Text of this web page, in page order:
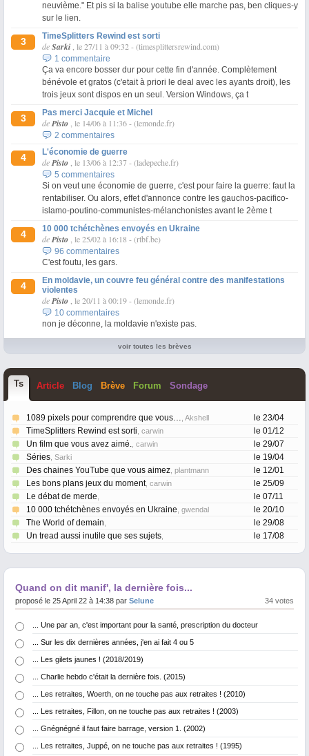
neuvième." Et pis si la balise youtube elle marche pas, ben cliques-y
sur le lien.
3 TimeSplitters Rewind est sorti
deSarki , le 27/11 à 09:32 -(timesplittersrewind.com)
1 commentaire
Ça va encore bosser dur pour cette fin d'année. Complètement
bénévole et gratos (c'etait à priori le deal avec les ayants droit), les
trois jeux sont dispos en un seul. Version Windows, ça t
3 Pas merci Jacquie et Michel
dePisto , le 14/06 à 11:36-(lemonde.fr)
2 commentaires
4 L'économie de guerre
dePisto , le 13/06 à 12:37-(ladepeche.fr)
5 commentaires
Si on veut une économie de guerre, c'est pour faire la guerre: faut la
rentabiliser. Ou alors, effet d'annonce contre les gauchos-pacifico-
islamo-poutino-communistes-mélanchonistes avant le 2ème t
4 10 000 tchétchènes envoyés en Ukraine
dePisto , le 25/02 à 16:18 -(rtbf.be)
96 commentaires
C'est foutu, les gars.
4
En moldavie, un couvre feu général contre des manifestations
violentes
dePisto , le 20/11 à 00:19-(lemonde.fr)
10 commentaires
non je déconne, la moldavie n'existe pas.
voir toutes les brèves
Ts Article Blog Brève Forum Sondage
le 23/04
1089 pixels pour comprendre que vous… , Akshell
le 01/12
TimeSplitters Rewind est sorti , carwin
le 29/07
Un film que vous avez aimé. , carwin
le 19/04
Séries , Sarki
le 12/01
Des chaines YouTube que vous aimez , plantmann
le 25/09
Les bons plans jeux du moment, carwin
le 07/11
Le débat de merde
le 20/10
10 000 tchétchènes envoyés en Ukraine , gwendal
le 29/08
The World of demain
le 17/08
Un tread aussi inutile que ses sujets
Quand on dit manif', la dernière fois...
34 votes
proposé le 25 April 22 à 14:38 par Selune
... Une par an, c'est important pour la santé, prescription du docteur
... Sur les dix dernières années, j'en ai fait 4 ou 5
... Les gilets jaunes ! (2018/2019)
... Charlie hebdo c'était la dernière fois. (2015)
... Les retraites, Woerth, on ne touche pas aux retraites ! (2010)
... Les retraites, Fillon, on ne touche pas aux retraites ! (2003)
... Gnégnégné il faut faire barrage, version 1. (2002)
... Les retraites, Juppé, on ne touche pas aux retraites ! (1995)